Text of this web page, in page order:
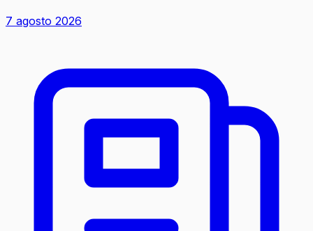
7 agosto 2026